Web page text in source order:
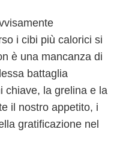
i cibi più calorici si
è una mancanza di
battaglia
chiave, la grelina e la
il nostro appetito, i
gratificazione nel